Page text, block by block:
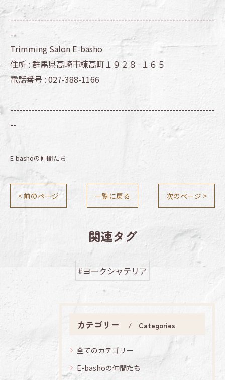
--------------------------------------------------------------------
--
Trimming Salon E-basho
住所 :群馬県高崎市棟高町１９２８−１６５
電話番号 : 027-388-1166
--------------------------------------------------------------------
--
E-bashoの仲間たち
< 前のページ 一覧に戻る 次のページ >
関連タグ
#ヨークシャテリア
カテゴリー Categories
全てのカテゴリー
E-bashoの仲間たち